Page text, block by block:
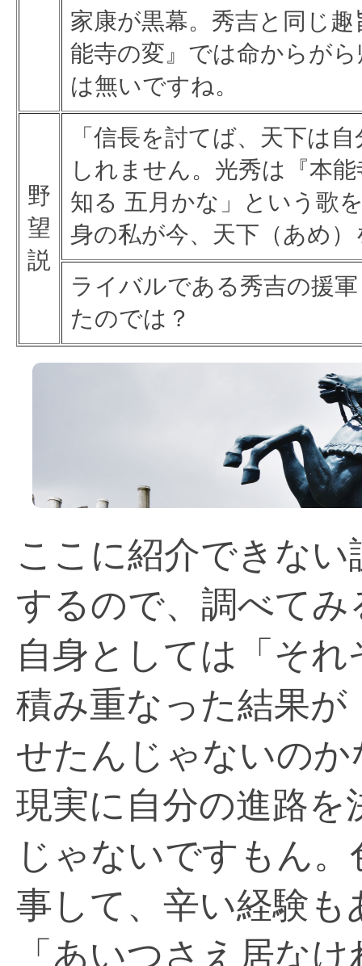
家康が黒幕。秀吉と同じ
能寺の変』では命からが
は無いですね。
野
望
説
「信長を討てば、天下は
しれません。光秀は『本
知る 五月かな」という歌
身の私が今、天下（あめ
ライバルである秀吉の援
たのでは？
ここに紹介できな
するので、調べて
自身としては「そ
積み重なった結果が
せたんじゃないの
現実に自分の進路
じゃないですもん
事して、辛い経験
「あいつさえ居な